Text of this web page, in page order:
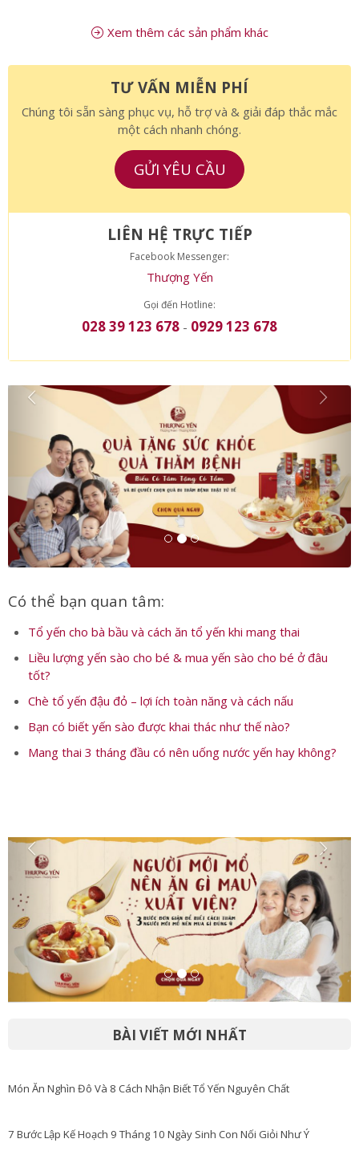
Xem thêm các sản phẩm khác
TƯ VẤN MIỄN PHÍ
Chúng tôi sẵn sàng phục vụ, hỗ trợ và & giải đáp thắc mắc
một cách nhanh chóng.
GỬI YÊU CẦU
LIÊN HỆ TRỰC TIẾP
Facebook Messenger:
Thượng Yến
Gọi đến Hotline:
028 39 123 678 - 0929 123 678
Có thể bạn quan tâm:
Tổ yến cho bà bầu và cách ăn tổ yến khi mang thai
Liều lượng yến sào cho bé & mua yến sào cho bé ở đâu
tốt?
Chè tổ yến đậu đỏ – lợi ích toàn năng và cách nấu
Bạn có biết yến sào được khai thác như thế nào?
Mang thai 3 tháng đầu có nên uống nước yến hay không?
BÀI VIẾT MỚI NHẤT
Món Ăn Nghìn Đô Và 8 Cách Nhận Biết Tổ Yến Nguyên Chất
7 Bước Lập Kế Hoạch 9 Tháng 10 Ngày Sinh Con Nối Giỏi Như Ý